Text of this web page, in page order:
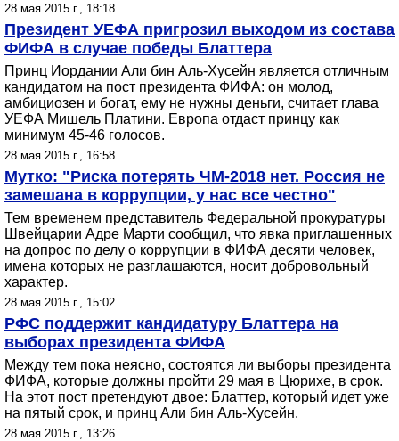
28 мая 2015 г., 18:18
Президент УЕФА пригрозил выходом из состава
ФИФА в случае победы Блаттера
Принц Иордании Али бин Аль-Хусейн является отличным
кандидатом на пост президента ФИФА: он молод,
амбициозен и богат, ему не нужны деньги, считает глава
УЕФА Мишель Платини. Европа отдаст принцу как
минимум 45-46 голосов.
28 мая 2015 г., 16:58
Мутко: "Риска потерять ЧМ-2018 нет. Россия не
замешана в коррупции, у нас все честно"
Тем временем представитель Федеральной прокуратуры
Швейцарии Адре Марти сообщил, что явка приглашенных
на допрос по делу о коррупции в ФИФА десяти человек,
имена которых не разглашаются, носит добровольный
характер.
28 мая 2015 г., 15:02
РФС поддержит кандидатуру Блаттера на
выборах президента ФИФА
Между тем пока неясно, состоятся ли выборы президента
ФИФА, которые должны пройти 29 мая в Цюрихе, в срок.
На этот пост претендуют двое: Блаттер, который идет уже
на пятый срок, и принц Али бин Аль-Хусейн.
28 мая 2015 г., 13:26